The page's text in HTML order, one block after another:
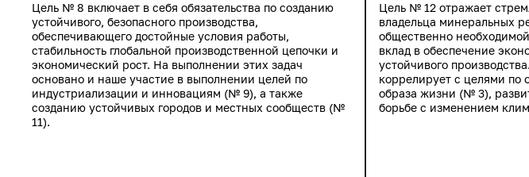
Цель № 8 включает в себя обязательства по созданию
устойчивого, безопасного производства,
обеспечивающего достойные условия работы,
стабильность глобальной производственной цепочки и
экономический рост. На выполнении этих задач
основано и наше участие в выполнении целей по
индустриализации и инновациям (№ 9), а также
созданию устойчивых городов и местных сообществ (№
11).
Цель № 12 отражает
владельца минеральных
общественно
вклад в обеспечение
устойчивого
коррелирует с целями по
образа жизни (№ 3),
борьбе с изменением